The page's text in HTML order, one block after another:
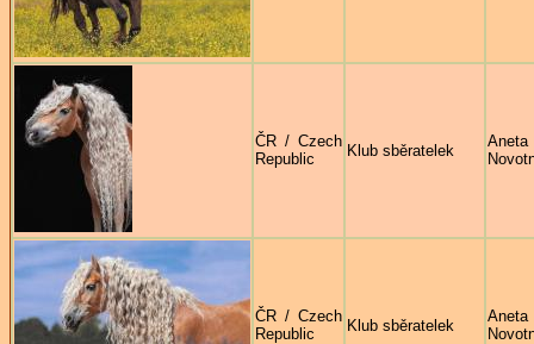
ČR / Czech
Republic
Klub sběratelek
Aneta
ČR / Czech
Republic
Klub sběratelek
Aneta